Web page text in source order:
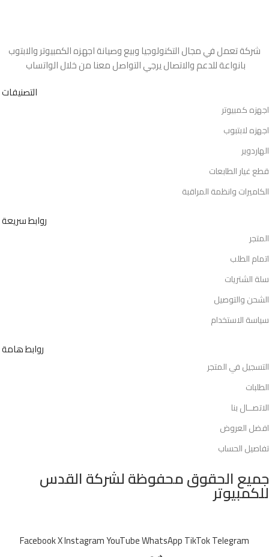
شركة تعمل في مجال التكنولوجيا وبيع وصيانة اجهزه الكمبيوتر والابتوب
بانواعة للدعم والاتصال يرجي التواصل معنا من خلال الواتساب
التصنيفات
اجهزه كمبيوتر
اجهزه لابتبوب
الهاردوير
قطع غيار الطابعات
الكاميرات وانظمة المراقبة
روابط سريعة
المتجر
اتمام الطلب
سلة الشتريات
الشحن والتوصيل
سياسة الاستخدام
روابط هامة
التسجيل في المتجر
الطلبات
الاتصــال بنا
افضل العروض
تفاصيل الحساب
جميع الحقوق محفوظة لشركة القدس
للكمبيوتر
FacebookXInstagramYouTubeWhatsAppTikTokTelegram